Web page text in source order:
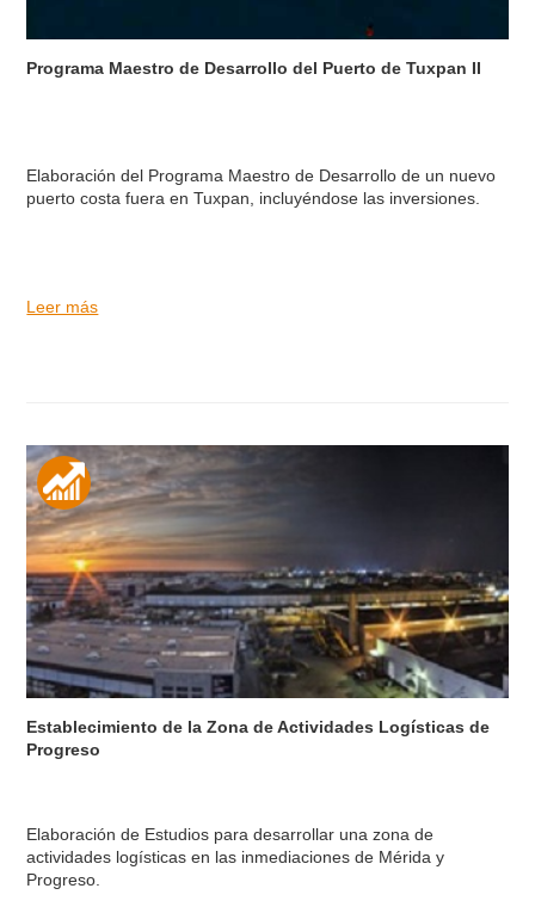
Programa Maestro de Desarrollo del Puerto de Tuxpan II
Elaboración del Programa Maestro de Desarrollo de un nuevo
puerto costa fuera en Tuxpan, incluyéndose las inversiones.
Leer más
Establecimiento de la Zona de Actividades Logísticas de
Progreso
Elaboración de Estudios para desarrollar una zona de
actividades logísticas en las inmediaciones de Mérida y
Progreso.